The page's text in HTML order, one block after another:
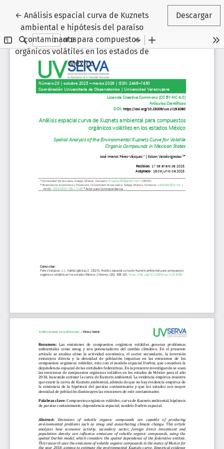
←Volver a los detalles del artículo
Análisis espacial curva de Kuznets
ambiental e hipótesis del paraíso
contaminante para compuestos
orgánicos volátiles en los estados de
México
Descargar